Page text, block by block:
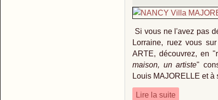
Si vous ne l'avez pas
Lorraine, ruez vous
ARTE, découvrez, en
maison, un artiste"
Louis MAJORELLE et à
Lire la suite